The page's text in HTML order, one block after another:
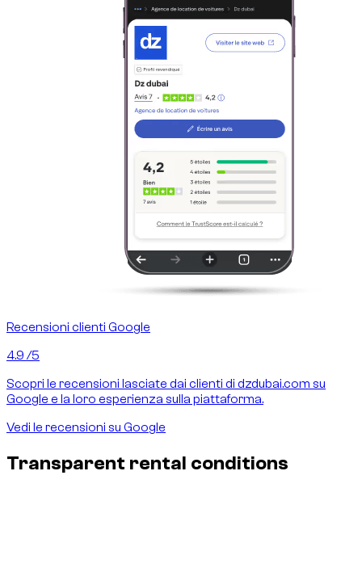
Recensioni clienti Google
4.9 /5
Scopri le recensioni lasciate dai clienti di dzdubai.com su
Google e la loro esperienza sulla piattaforma.
Vedi le recensioni su Google
Transparent rental conditions